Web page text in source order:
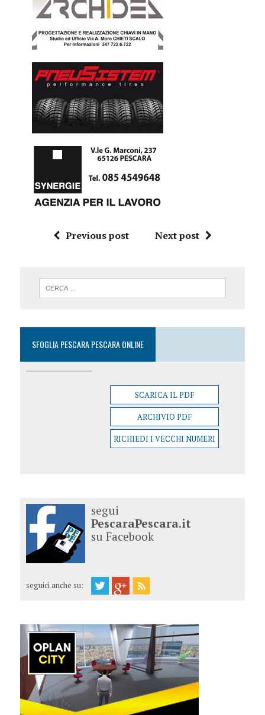
Previous post Next post
SFOGLIA PESCARA PESCARA ONLINE
SCARICA IL PDF
ARCHIVIO PDF
RICHIEDI I VECCHI NUMERI
segui
PescaraPescara.it
su Facebook
seguici anche su: